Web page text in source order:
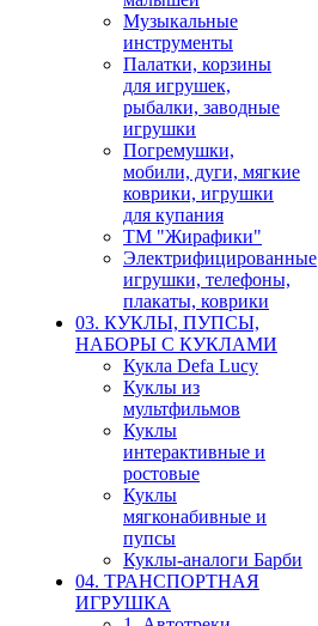
Музыкальные
инструменты
Палатки, корзины
для игрушек,
рыбалки, заводные
игрушки
Погремушки,
мобили, дуги, мягкие
коврики, игрушки
для купания
ТМ "Жирафики"
Электрифицированные
игрушки, телефоны,
плакаты, коврики
03. КУКЛЫ, ПУПСЫ,
НАБОРЫ С КУКЛАМИ
Кукла Defa Lucy
Куклы из
мультфильмов
Куклы
интерактивные и
ростовые
Куклы
мягконабивные и
пупсы
Куклы-аналоги Барби
04. ТРАНСПОРТНАЯ
ИГРУШКА